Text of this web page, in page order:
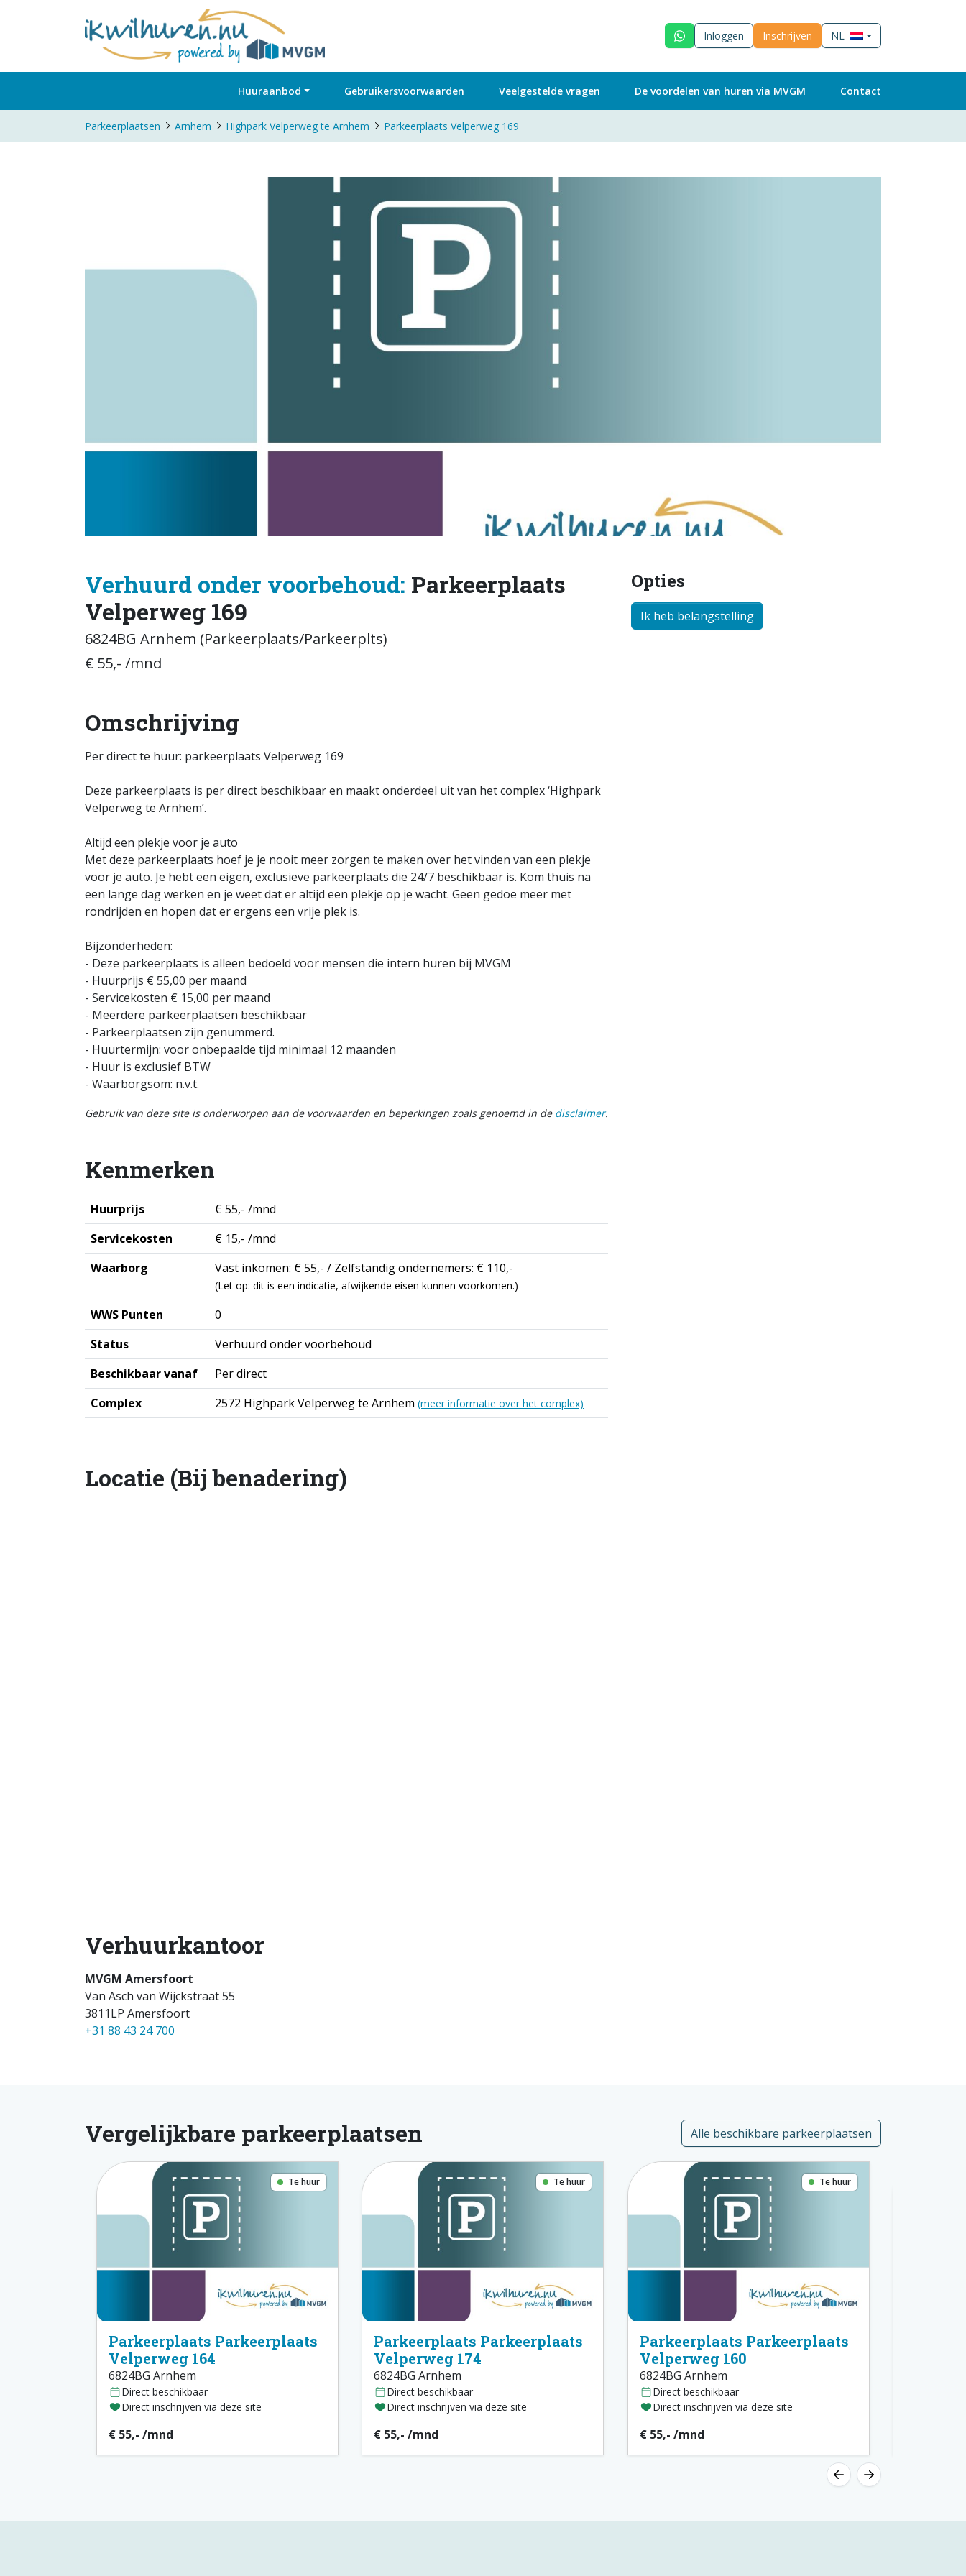
Inloggen Inschrijven NL
Huuraanbod Gebruikersvoorwaarden Veelgestelde vragen De voordelen van huren via MVGM Contact
Parkeerplaatsen Arnhem Highpark Velperweg te Arnhem Parkeerplaats Velperweg 169
Opties
Ik heb belangstelling
Verhuurd onder voorbehoud: Parkeerplaats
Velperweg 169
6824BG Arnhem (Parkeerplaats/Parkeerplts)
€ 55,- /mnd
Omschrijving
Per direct te huur: parkeerplaats Velperweg 169
Deze parkeerplaats is per direct beschikbaar en maakt onderdeel uit van het complex ‘Highpark
Velperweg te Arnhem’.
Altijd een plekje voor je auto
Met deze parkeerplaats hoef je je nooit meer zorgen te maken over het vinden van een plekje
voor je auto. Je hebt een eigen, exclusieve parkeerplaats die 24/7 beschikbaar is. Kom thuis na
een lange dag werken en je weet dat er altijd een plekje op je wacht. Geen gedoe meer met
rondrijden en hopen dat er ergens een vrije plek is.
Bijzonderheden:
- Deze parkeerplaats is alleen bedoeld voor mensen die intern huren bij MVGM
- Huurprijs € 55,00 per maand
- Servicekosten € 15,00 per maand
- Meerdere parkeerplaatsen beschikbaar
- Parkeerplaatsen zijn genummerd.
- Huurtermijn: voor onbepaalde tijd minimaal 12 maanden
- Huur is exclusief BTW
- Waarborgsom: n.v.t.
Gebruik van deze site is onderworpen aan de voorwaarden en beperkingen zoals genoemd in de disclaimer.
Kenmerken
Huurprijs
€ 55,- /mnd
Servicekosten
€ 15,- /mnd
Waarborg
Vast inkomen: € 55,- / Zelfstandig ondernemers: € 110,-
(Let op: dit is een indicatie, afwijkende eisen kunnen voorkomen.)
WWS Punten
0
Status
Verhuurd onder voorbehoud
Beschikbaar vanaf
Per direct
Complex
2572 Highpark Velperweg te Arnhem (meer informatie over het complex)
Locatie (Bij benadering)
Verhuurkantoor
MVGM Amersfoort
Van Asch van Wijckstraat 55
3811LP Amersfoort
+31 88 43 24 700
Vergelijkbare parkeerplaatsen Alle beschikbare parkeerplaatsen
Te huur
Parkeerplaats Parkeerplaats
Velperweg 164
6824BG Arnhem
Direct beschikbaar
Direct inschrijven via deze site
€ 55,- /mnd
Te huur
Parkeerplaats Parkeerplaats
Velperweg 174
6824BG Arnhem
Direct beschikbaar
Direct inschrijven via deze site
€ 55,- /mnd
Te huur
Parkeerplaats Parkeerplaats
Velperweg 160
6824BG Arnhem
Direct beschikbaar
Direct inschrijven via deze site
€ 55,- /mnd